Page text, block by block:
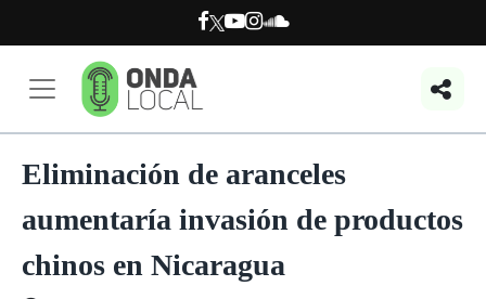
Eliminación de aranceles
aumentaría invasión de productos
chinos en Nicaragua